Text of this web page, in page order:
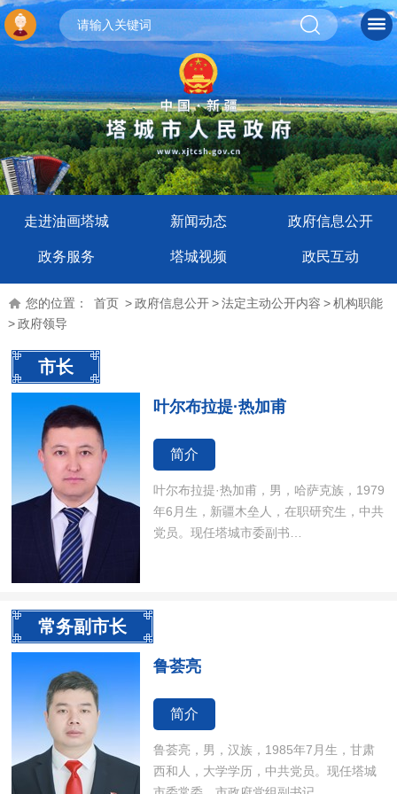
走进油画塔城 新闻动态 政府信息公开
政务服务 塔城视频 政民互动
您的位置： 首页 >政府信息公开>法定主动公开内容 >机构职能
>政府领导
市长
叶尔布拉提·热加甫
简介
叶尔布拉提·热加甫，男，哈萨克族，1979
年6月生，新疆木垒人，在职研究生，中共
党员。现任塔城市委副书…
常务副市长
鲁荟亮
简介
鲁荟亮，男，汉族，1985年7月生，甘肃
西和人，大学学历，中共党员。现任塔城